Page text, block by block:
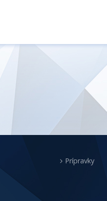
Prípravky